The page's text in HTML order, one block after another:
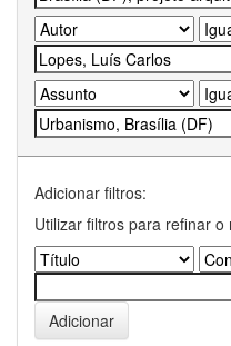
Adicionar filtros:
Utilizar filtros para refinar